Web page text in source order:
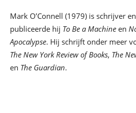
Mark O’Connell (1979) is schrijver
publiceerde hij To Be a Machine en
Apocalypse. Hij schrijft onder meer
The New York Review of Books, The
en The Guardian.